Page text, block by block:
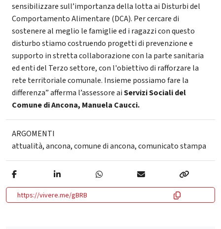
sensibilizzare sull’importanza della lotta ai Disturbi del
Comportamento Alimentare (DCA). Per cercare di
sostenere al meglio le famiglie ed i ragazzi con questo
disturbo stiamo costruendo progetti di prevenzione e
supporto in stretta collaborazione con la parte sanitaria
ed enti del Terzo settore, con l'obiettivo di rafforzare la
rete territoriale comunale. Insieme possiamo fare la
differenza” afferma l’assessore aiServizi Sociali del
Comune di Ancona, Manuela Caucci.
ARGOMENTI
attualità,ancona,comune di ancona,comunicato stampa
https://vivere.me/gBRB